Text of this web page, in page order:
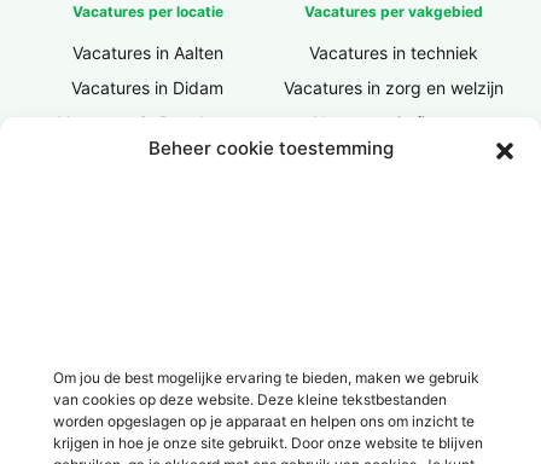
Beheer cookie toestemming
Om jou de best mogelijke ervaring te bieden, maken we gebruik
van cookies op deze website. Deze kleine tekstbestanden
worden opgeslagen op je apparaat en helpen ons om inzicht te
krijgen in hoe je onze site gebruikt. Door onze website te blijven
Vacatures per locatie
Vacatures in Aalten
Vacatures in Didam
Vacatures in Doesburg
Vacatures in Doetinchem
Vacatures in Varsseveld
Vacatures in Winterswijk
Vacatures in Zelhem
Vacatures per vakgebied
Vacatures in techniek
Vacatures in zorg en welzijn
Vacatures in finance
Vacatures in ICT / IT